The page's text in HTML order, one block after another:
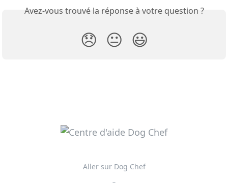
Avez-vous trouvé la réponse à votre question ?
😞 😐 😃
Aller sur Dog Chef